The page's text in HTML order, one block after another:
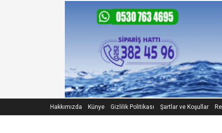
Hakkımızda Künye Gizlilik Politikası Şartlar ve Koşullar